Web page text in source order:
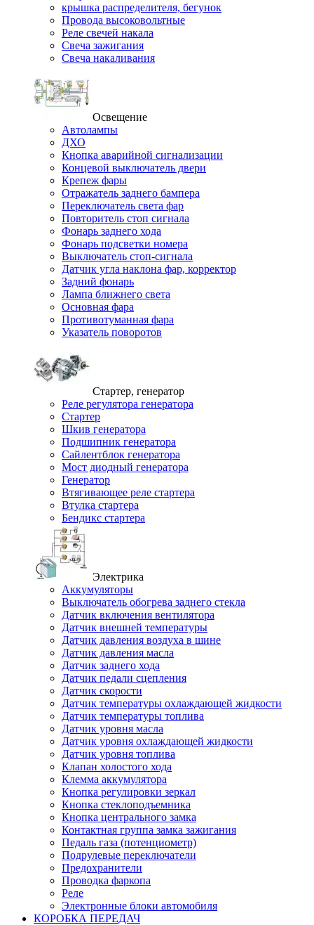
крышка распределителя, бегунок
Провода высоковольтные
Реле свечей накала
Свеча зажигания
Свеча накаливания
Освещение
Автолампы
ДХО
Кнопка аварийной сигнализации
Концевой выключатель двери
Крепеж фары
Отражатель заднего бампера
Переключатель света фар
Повторитель стоп сигнала
Фонарь заднего хода
Фонарь подсветки номера
Выключатель стоп-сигнала
Датчик угла наклона фар, корректор
Задний фонарь
Лампа ближнего света
Основная фара
Противотуманная фара
Указатель поворотов
Стартер, генератор
Реле регулятора генератора
Стартер
Шкив генератора
Подшипник генератора
Сайлентблок генератора
Мост диодный генератора
Генератор
Втягивающее реле стартера
Втулка стартера
Бендикс стартера
Электрика
Аккумуляторы
Выключатель обогрева заднего стекла
Датчик включения вентилятора
Датчик внешней температуры
Датчик давления воздуха в шине
Датчик давления масла
Датчик заднего хода
Датчик педали сцепления
Датчик скорости
Датчик температуры охлаждающей жидкости
Датчик температуры топлива
Датчик уровня масла
Датчик уровня охлаждающей жидкости
Датчик уровня топлива
Клапан холостого хода
Клемма аккумулятора
Кнопка регулировки зеркал
Кнопка стеклоподъемника
Кнопка центрального замка
Контактная группа замка зажигания
Педаль газа (потенциометр)
Подрулевые переключатели
Предохранители
Проводка фаркопа
Реле
Электронные блоки автомобиля
КОРОБКА ПЕРЕДАЧ